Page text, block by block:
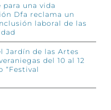
una vida
Dfa reclama un
laboral de las
Jardín de las Artes
del 10 al 12
“Festival